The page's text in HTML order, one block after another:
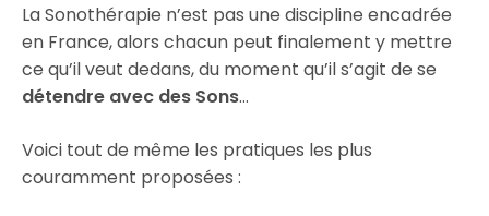
La Sonothérapie n’est pas une discipline encadrée
en France, alors chacun peut finalement y mettre
ce qu’il veut dedans, du moment qu’il s’agit de se
détendre avec des Sons…
Voici tout de même les pratiques les plus
couramment proposées :